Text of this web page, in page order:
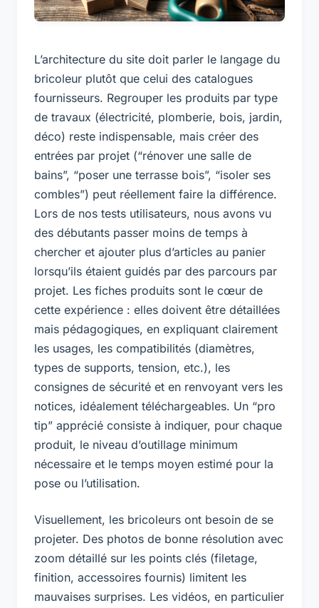
L’architecture du site doit parler le langage du
bricoleur plutôt que celui des catalogues
fournisseurs. Regrouper les produits par type
de travaux (électricité, plomberie, bois, jardin,
déco) reste indispensable, mais créer des
entrées par projet (“rénover une salle de
bains”, “poser une terrasse bois”, “isoler ses
combles”) peut réellement faire la différence.
Lors de nos tests utilisateurs, nous avons vu
des débutants passer moins de temps à
chercher et ajouter plus d’articles au panier
lorsqu’ils étaient guidés par des parcours par
projet. Les fiches produits sont le cœur de
cette expérience : elles doivent être détaillées
mais pédagogiques, en expliquant clairement
les usages, les compatibilités (diamètres,
types de supports, tension, etc.), les
consignes de sécurité et en renvoyant vers les
notices, idéalement téléchargeables. Un “pro
tip” apprécié consiste à indiquer, pour chaque
produit, le niveau d’outillage minimum
nécessaire et le temps moyen estimé pour la
pose ou l’utilisation.
Visuellement, les bricoleurs ont besoin de se
projeter. Des photos de bonne résolution avec
zoom détaillé sur les points clés (filetage,
finition, accessoires fournis) limitent les
mauvaises surprises. Les vidéos, en particulier